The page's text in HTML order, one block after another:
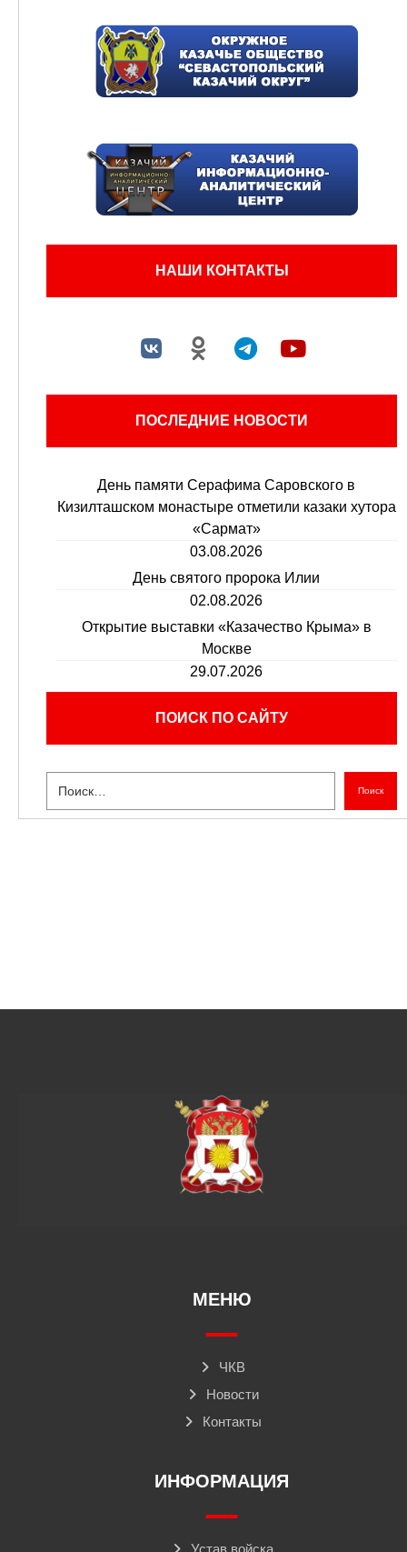
НАШИ КОНТАКТЫ
ПОСЛЕДНИЕ НОВОСТИ
День памяти Серафима Саровского в
Кизилташском монастыре отметили казаки хутора
«Сармат»
03.08.2026
День святого пророка Илии
02.08.2026
Открытие выставки «Казачество Крыма» в
Москве
29.07.2026
ПОИСК ПО САЙТУ
Поиск
МЕНЮ
ЧКВ
Новости
Контакты
ИНФОРМАЦИЯ